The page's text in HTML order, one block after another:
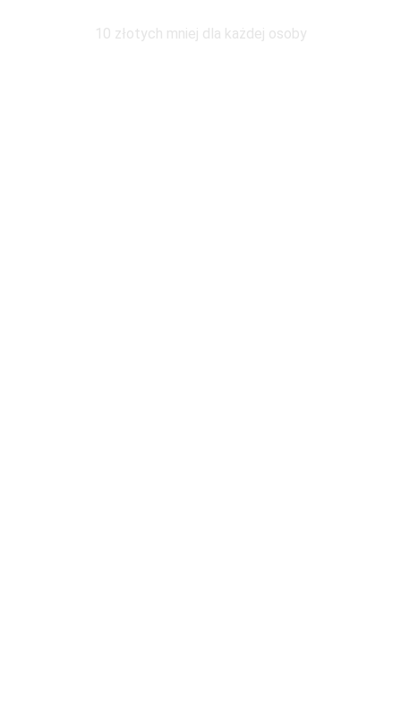
10 złotych mniej dla każdej osoby